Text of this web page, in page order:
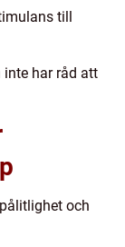
till
inte har råd att
och